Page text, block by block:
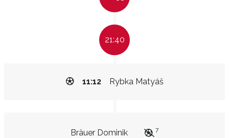
21:40
Rybka Matyáš
11:12
Bräuer Dominik 7